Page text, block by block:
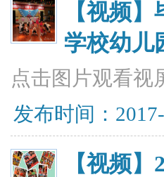
【视频
学校幼儿
点击图片观看视
发布时间：
【视频